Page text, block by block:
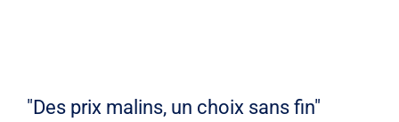
"Des prix malins, un choix sans fin"